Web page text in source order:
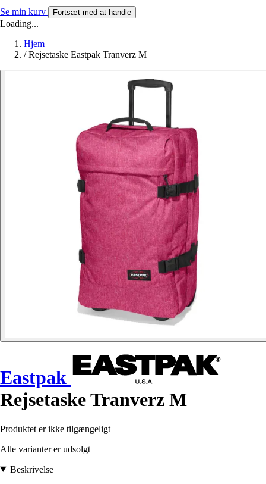
Se min kurv Fortsæt med at handle
Loading...
Hjem
/ Rejsetaske Eastpak Tranverz M
Eastpak
Rejsetaske Tranverz M
Produktet er ikke tilgængeligt
Alle varianter er udsolgt
Beskrivelse